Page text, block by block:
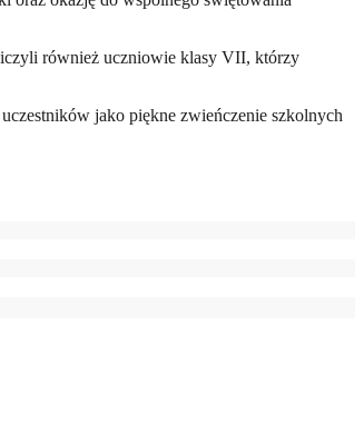
również uczniowie klasy VII, którzy
jako piękne zwieńczenie szkolnych